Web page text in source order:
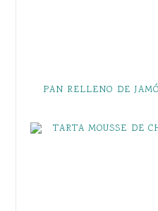
PAN RELLENO DE